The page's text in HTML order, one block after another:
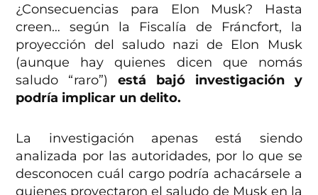
¿Consecuencias para Elon Musk? Hasta
creen… según la Fiscalía de Fráncfort, la
proyección del saludo nazi de Elon Musk
(aunque hay quienes dicen que nomás
saludo “raro”)está bajó investigación y
podría implicar un delito.
La investigación apenas está siendo
analizada por las autoridades, por lo que se
desconocen cuál cargo podría achacársele a
quienes proyectaron el saludo de Musk en la